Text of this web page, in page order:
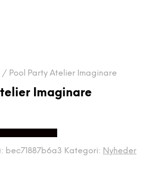
/ Pool Party Atelier Imaginare
Imaginare
bec71887b6a3 Kategori: Nyheder